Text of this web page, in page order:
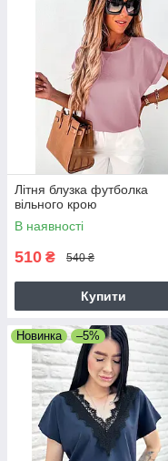
Літня блузка футболка
вільного крою
В наявності
510 ₴ 540 ₴
Купити
Новинка –5%